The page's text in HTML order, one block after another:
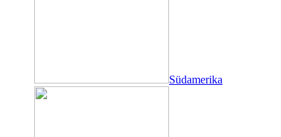
Südamerika